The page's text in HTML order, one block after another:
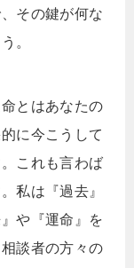
その鍵が何な
。
とはあなたの
に今こうして
これも言わば
私は『過去』
や『運命』を
談者の方々の